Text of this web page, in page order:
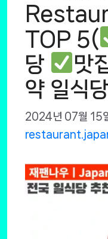
TOP 5(
당
맛
약 일식
2024년 07월 15